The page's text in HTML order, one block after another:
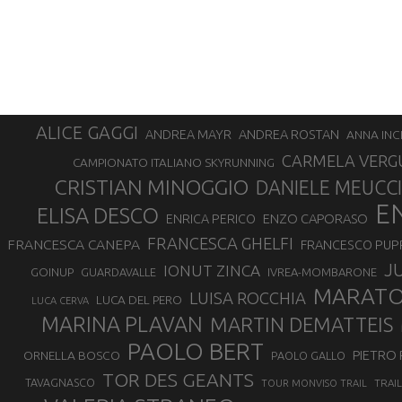
ALICE GAGGI ANDREA MAYR ANDREA ROSTAN ANNA
CAMPIONATO ITALIANO SKYRUNNING CARMELA
CRISTIAN MINOGGIO DANIELE MEUCCI
ELISA DESCO ENRICA PERICO ENZO CAPORASO
FRANCESCA CANEPA FRANCESCA GHELFI FRANCESCO
GOINUP GUARDAVALLE IONUT ZINCA IVREA-MOMBARONE
LUCA CERVA LUCA DEL PERO LUISA ROCCHIA
MARINA PLAVAN MARTIN DEMATTEIS
ORNELLA BOSCO PAOLO BERT PAOLO GALLO PIETRO
TAVAGNASCO TOR DES GEANTS TOUR MONVISO TRAIL